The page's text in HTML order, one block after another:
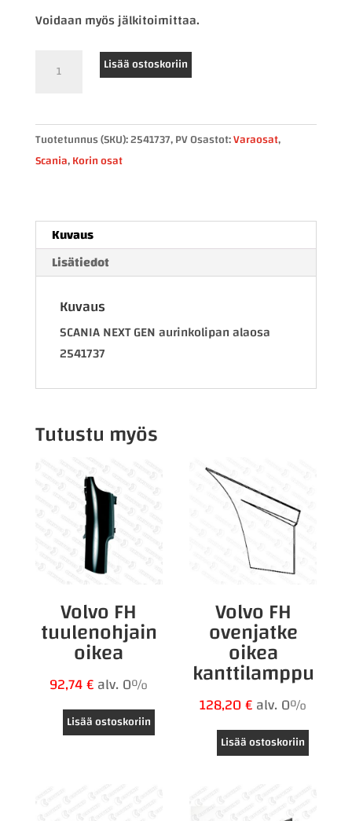
Voidaan myös jälkitoimittaa.
NEXT
aurinkolipan
alaosa
2541737
Lisää ostoskoriin
Tuotetunnus (SKU):2541737, PVOsastot:Varaosat,
Scania,Korin osat
Kuvaus
Lisätiedot
Kuvaus
SCANIA NEXT GEN aurinkolipan alaosa
2541737
Tutustu myös
Volvo FH
tuulenohjain
oikea
92,74€alv. 0%
Lisää ostoskoriin
Volvo FH
ovenjatke
oikea
kanttilamppu
128,20€alv. 0%
Lisää ostoskoriin